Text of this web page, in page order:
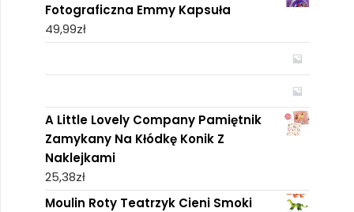
Fotograficzna Emmy Kapsuła
49,99zł
A Little Lovely Company Pamiętnik
Zamykany Na Kłódkę Konik Z
Naklejkami
25,38zł
Moulin Roty Teatrzyk Cieni Smoki